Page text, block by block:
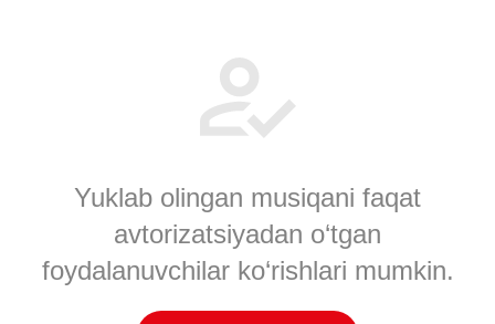
Yuklab olingan musiqani faqat
avtorizatsiyadan o‘tgan
foydalanuvchilar ko‘rishlari mumkin.